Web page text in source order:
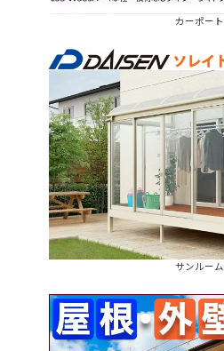
カーポート
サンルーム